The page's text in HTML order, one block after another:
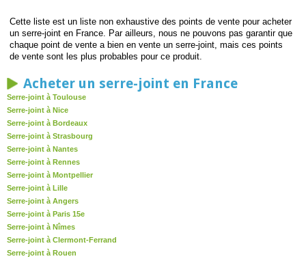
Cette liste est un liste non exhaustive des points de vente pour acheter
un serre-joint en France. Par ailleurs, nous ne pouvons pas garantir que
chaque point de vente a bien en vente un serre-joint, mais ces points
de vente sont les plus probables pour ce produit.
Acheter un serre-joint en France
Serre-joint à Toulouse
Serre-joint à Nice
Serre-joint à Bordeaux
Serre-joint à Strasbourg
Serre-joint à Nantes
Serre-joint à Rennes
Serre-joint à Montpellier
Serre-joint à Lille
Serre-joint à Angers
Serre-joint à Paris 15e
Serre-joint à Nîmes
Serre-joint à Clermont-Ferrand
Serre-joint à Rouen